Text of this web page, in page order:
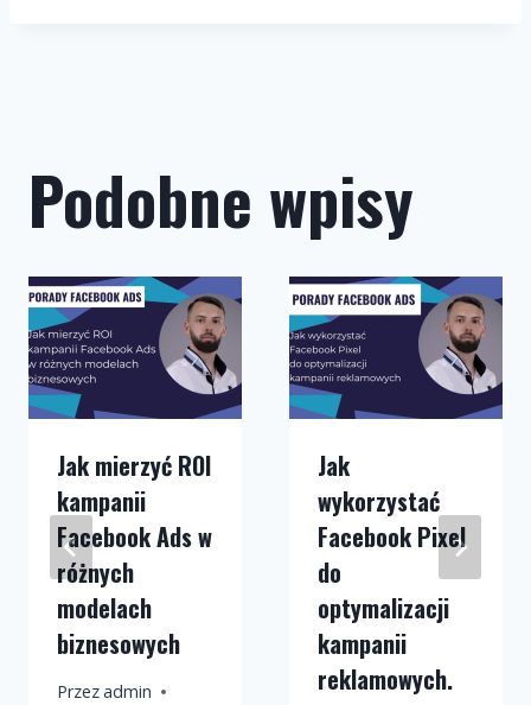
Podobne wpisy
Jak mierzyć ROI
kampanii
Facebook Ads w
różnych
modelach
biznesowych
Przezadmin
Jak
wykorzystać
Facebook Pixel
do
optymalizacji
kampanii
reklamowych.